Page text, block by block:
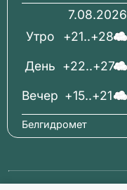
7.08.2026
+21..+28
+22..+27
+15..+21
Вечер
День
Утро
Белгидромет